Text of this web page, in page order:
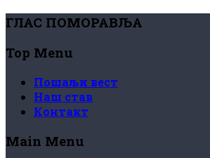
ГЛАС ПОМОРАВЉА
Top Menu
Пошаљи вест
Наш став
Контакт
Main Menu